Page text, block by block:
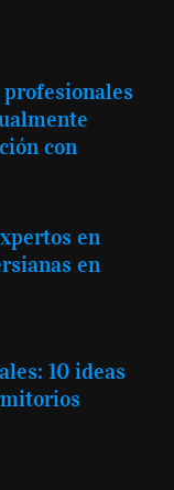
con
en
en
10 ideas